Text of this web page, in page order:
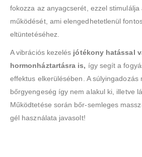
fokozza az anyagcserét, ezzel
működését, ami elengedhetetlenül
eltüntetéséhez.
A vibrációs kezelés jótékony hatással
hormonháztartásra is, így segít a
effektus elkerülésében. A súlyingadozás
bőrgyengeség így nem alakul ki, illetve
Működtetése során bőr-semleges
gél használata javasolt!